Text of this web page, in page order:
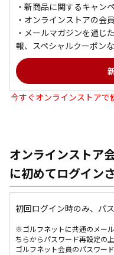
・新商品に関するキャン
・オンラインストアの会
・メールマガジンを通じ
報、スペシャルクーポン
今すぐオンラインストアで
オンラインストア
に初めてログイン
初回ログイン時のみ、パ
※ゴルフネットに共通のメー
ちらからパスワード再設定の
ゴルフネット会員のパスワー